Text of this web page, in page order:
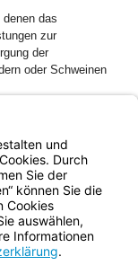
das
zur
der
oder Schweinen
zu Beginn eines
2030,